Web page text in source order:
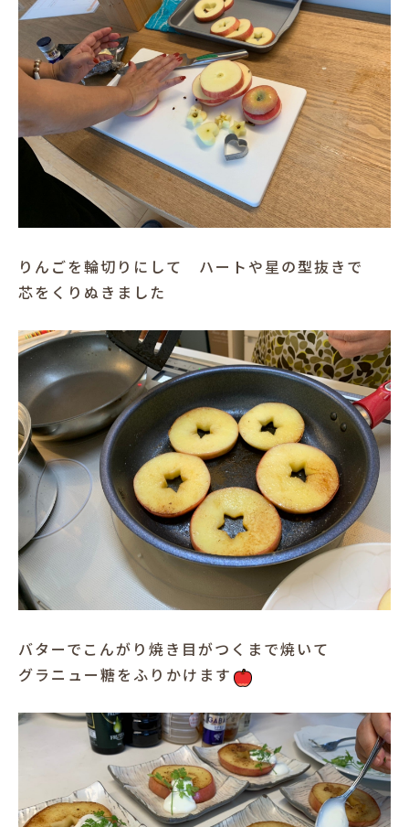
りんごを輪切りにして ハートや星の型抜きで
芯をくりぬきました
バターでこんがり焼き目がつくまで焼いて
グラニュー糖をふりかけます